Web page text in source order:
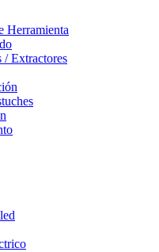
Herramienta
/ Extractores